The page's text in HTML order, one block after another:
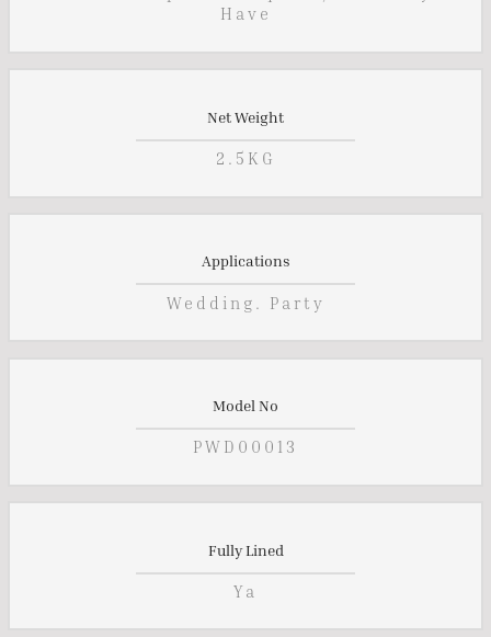
Have
Net Weight
2.5KG
Applications
Wedding. Party
Model No
PWD00013
Fully Lined
Ya